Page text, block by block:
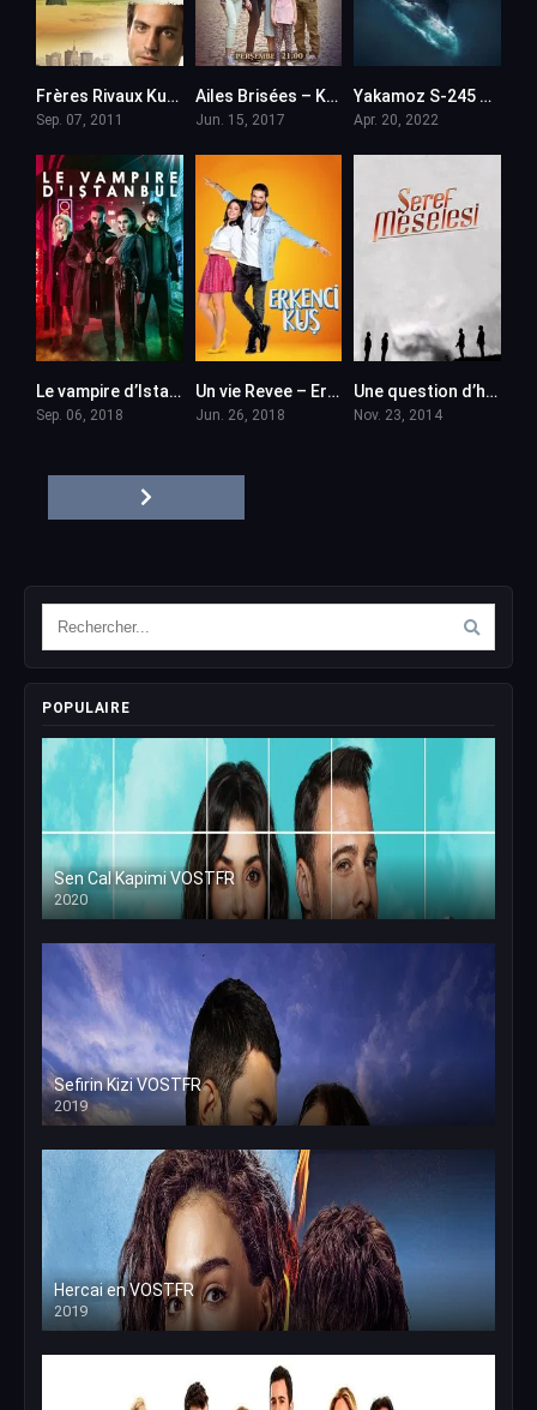
Frères Rivaux Kuzey Guney – en VF (Voix Francaise)
Sep. 07, 2011
Ailes Brisées – Kanatsiz Kuslar en VF (Voix Francaise)
Jun. 15, 2017
Yakamoz S-245 en VF (Voix Francaise)
Apr. 20, 2022
Le vampire d’Istanbul – Yasamayanlar en VF (Voix Francaise)
Sep. 06, 2018
Un vie Revee – Erkenci Kus en VF (Voix Francaise)
Jun. 26, 2018
Une question d’honneur – Seref Meselesi en VF (Voix Francaise)
Nov. 23, 2014
POPULAIRE
Sen Cal Kapimi VOSTFR
2020
Sefirin Kizi VOSTFR
2019
Hercai en VOSTFR
2019